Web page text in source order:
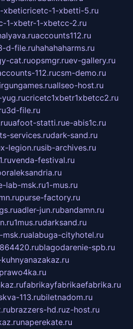
xbeticricetc-1-xbetti-5.ru
1-xbetr-1-xbetcc-2.ru
accounts112.ru
d-file.ruhahahaharms.ru
cat.ruopsmgr.ruev-gallery.ru
112.rucsm-demo.ru
allseo-host.ru
cricetc1xbetr1xbetcc2.ru
3d-file.ru
uafoot-statti.rue-abis1c.ru
services.rudark-sand.ru
x-legion.rusib-archives.ru
venda-festival.ru
lab-msk.ru1-mus.ru
purse-factory.ru
adler-jun.rubandamn.ru
1mus.rudarksand.ru
msk.rualabuga-cityhotel.ru
blagodarenie-spb.ru
fabrikayfabrikaefabrika.ru
113.rubiletnadom.ru
brazzers-hd.ruz-host.ru
naperekate.ru